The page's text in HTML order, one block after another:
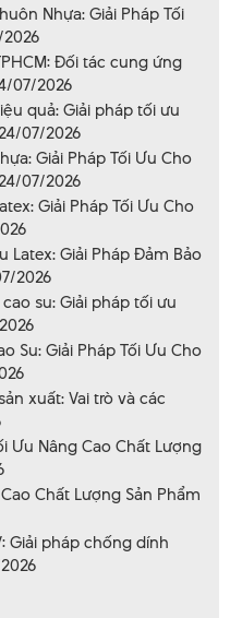
Nhựa: Giải Pháp Tối
Đối tác cung ứng
07/2026
quả: Giải pháp tối ưu
07/2026
Giải Pháp Tối Ưu Cho
07/2026
Giải Pháp Tối Ưu Cho
Latex: Giải Pháp Đảm Bảo
2026
su: Giải pháp tối ưu
Su: Giải Pháp Tối Ưu Cho
xuất: Vai trò và các
Ưu Nâng Cao Chất Lượng
Chất Lượng Sản Phẩm
Giải pháp chống dính